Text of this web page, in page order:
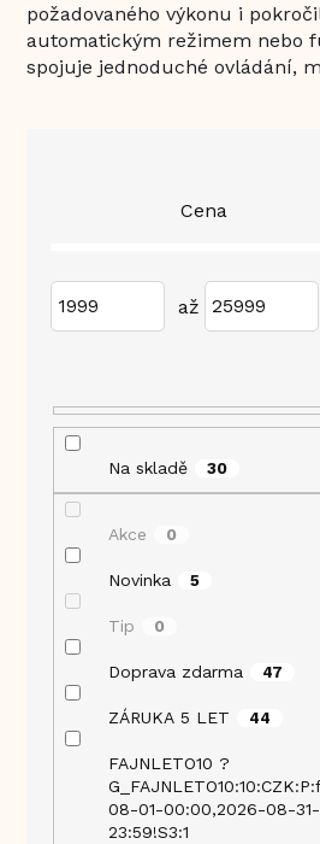
požadovaného výkonu i
automatickým režimem nebo
spojuje jednoduché ovládání,
Cena
1999 25999
Na skladě 30
Akce 0
Novinka 5
Tip 0
Doprava zdarma 47
ZÁRUKA 5 LET 44
FAJNLETO10 ?
08-01-00:00,2026-08-31-
23:59!S3:1